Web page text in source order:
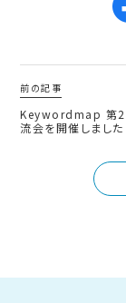
前の記事
Keywordmap 第2
流会を開催しました